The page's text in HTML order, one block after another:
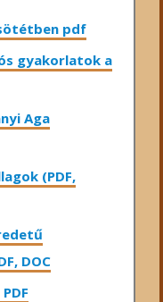
pdf
gyakorlatok a
Aga
(PDF,
DOC